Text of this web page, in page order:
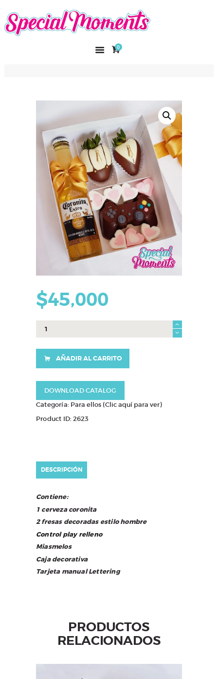
0
SPECIAL MOMENTS
El amor hecho arte
CURSOS
CONTACTO
$45,000
caja
AÑADIR AL CARRITO
DOWNLOAD CATALOG
Categoría: Para ellos (Clic aquí para ver)
Product ID:2623
DESCRIPCIÓN
Contiene:
1 cerveza coronita
2 fresas decoradas estilo hombre
Control play relleno
Miasmelos
Caja decorativa
Tarjeta manual Lettering
PRODUCTOS
RELACIONADOS